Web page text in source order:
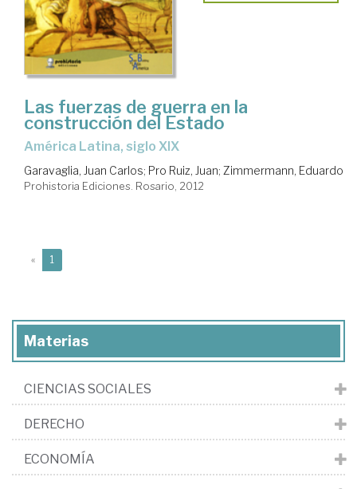
Las fuerzas de guerra en la
construcción del Estado
América Latina, siglo XIX
Garavaglia, Juan Carlos; Pro Ruiz, Juan; Zimmermann, Eduardo
Prohistoria Ediciones. Rosario, 2012
« 1
Materias
CIENCIAS SOCIALES
DERECHO
ECONOMÍA